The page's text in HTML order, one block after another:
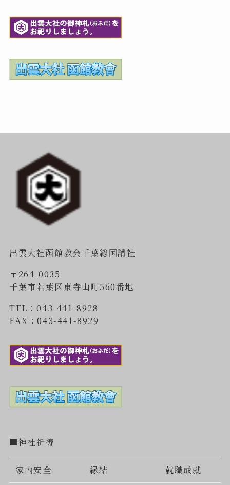
出雲大社函館教会千葉総国講社
〒264-0035
千葉市若葉区東寺山町560番地
TEL：043-441-8928
FAX：043-441-8929
■神社祈祷
家内安全 縁結 就職成就